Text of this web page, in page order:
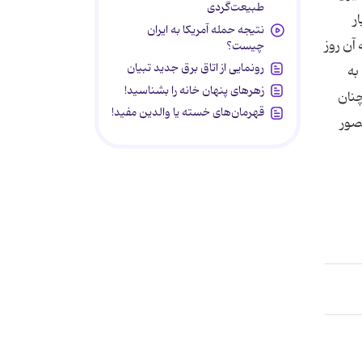
روز
طبیعت‌گردی
نتیجه حمله آمریکا به ایران
چیست؟
رونمایی از اتاق برق جدید تبیان
زهرهای پنهان خانه را بشناسید!
قهرمان‌های خسته یا والدین مفید!